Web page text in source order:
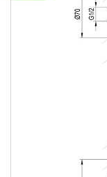
Унитазы и
Душевые
Сиденья